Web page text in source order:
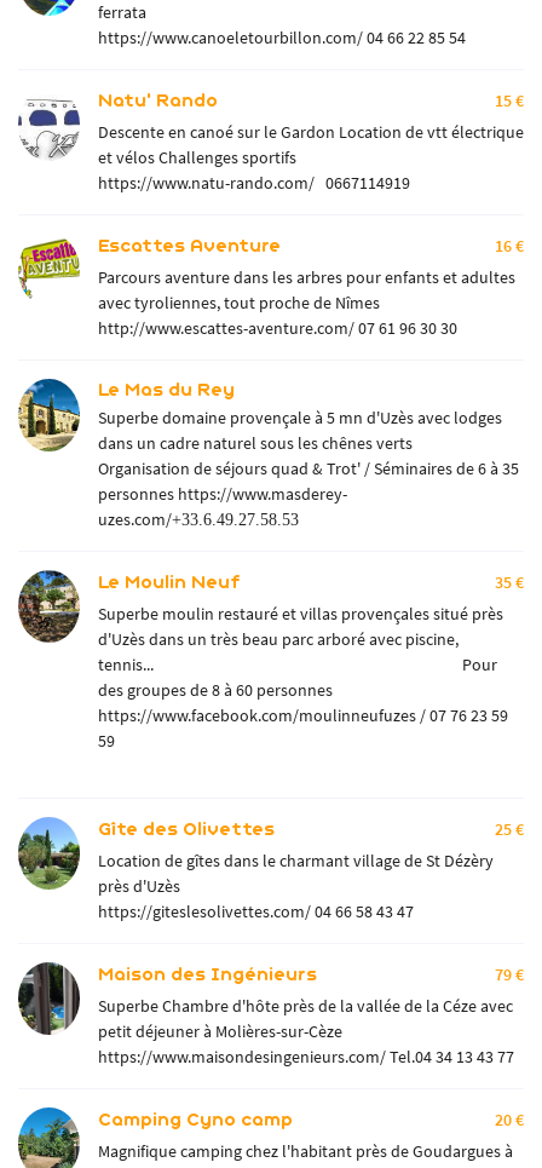
ferrata
https://www.canoeletourbillon.com/04 66 22 85 54
Natu' Rando
15 €
Descente en canoé sur le Gardon Location de vtt électrique
et vélos Challenges sportifs
https://www.natu-rando.com/0667114919
Escattes Aventure
16 €
Parcours aventure dans les arbres pour enfants et adultes
avec tyroliennes, tout proche de Nîmes
http://www.escattes-aventure.com/07 61 96 30 30
Le Mas du Rey
Superbe domaine provençale à 5 mn d'Uzès avec lodges
dans un cadre naturel sous les chênes verts
Organisation de séjours quad & Trot' / Séminaires de 6 à 35
personnes https://www.masderey-
uzes.com/+33.6.49.27.58.53
Le Moulin Neuf
35 €
Superbe moulin restauré et villas provençales situé près
d'Uzès dans un très beau parc arboré avec piscine,
tennis... Pour
des groupes de 8 à 60 personnes
https://www.facebook.com/moulinneufuzes/ 07 76 23 59
59
Gîte des Olivettes
25 €
Location de gîtes dans le charmant village de St Dézèry
près d'Uzès
https://giteslesolivettes.com/04 66 58 43 47
Maison des Ingénieurs
79 €
Superbe Chambre d'hôte près de la vallée de la Céze avec
petit déjeuner à Molières-sur-Cèze
https://www.maisondesingenieurs.com/Tel.04 34 13 43 77
Camping Cyno camp
20 €
Magnifique camping chez l'habitant près de Goudargues à